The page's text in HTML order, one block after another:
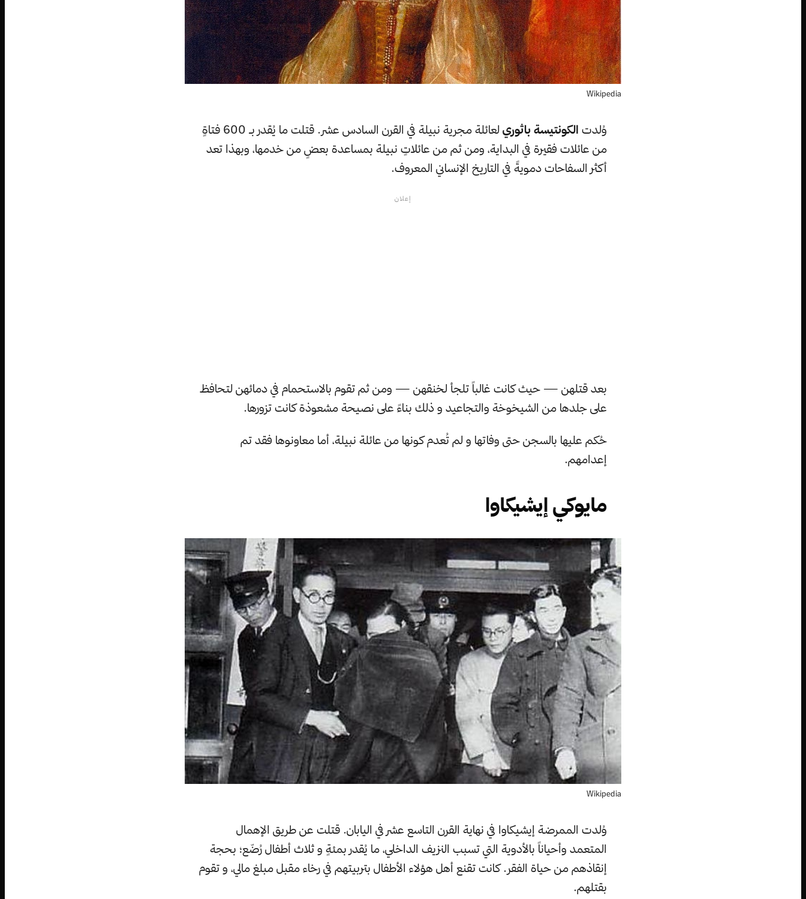
Wikipedia
وُلدت الكونتيسة باثوري
لعائلة مجرية نبيلة في القرن السادس عشر. قتلت ما يُقدر بـ 600 فتاةٍ
من عائلات فقيرة في البداية، ومن ثم من عائلاتٍ نبيلة بمساعدة بعضٍ من خدمها، وبهذا تعد
أكثر السفاحات دمويةً في التاريخ الإنساني المعروف.
إعلان
بعد قتلهن — حيث كانت غالباً تلجأ لخنقهن — ومن ثم تقوم بالاستحمام في دمائهن لتحافظ
على جلدها من الشيخوخة والتجاعيد و ذلك بناءً على نصيحة مشعوذة كانت تزورها.
حُكم عليها بالسجن حتى وفاتها و لم تُعدم كونها من عائلة نبيلة، أما معاونوها فقد تم
إعدامهم.
مايوكي إيشيكاوا
Wikipedia
وُلدت الممرضة إيشيكاوا في نهاية القرن التاسع عشر في اليابان. قتلت عن طريق الإهمال
المتعمد وأحياناً بالأدوية التي تسبب النزيف الداخلي، ما يُقدر بمئةٍ و ثلاث أطفال رُضّع؛ بحجة
إنقاذهم من حياة الفقر. كانت تقنع أهل هؤلاء الأطفال بتربيتهم في رخاء مقبل مبلغ مالي، و تقوم
بقتلهم.